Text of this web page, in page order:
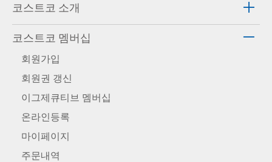
코스트코 소개
코스트코 멤버십
회원가입
회원권 갱신
이그제큐티브 멤버십
온라인등록
마이페이지
주문내역